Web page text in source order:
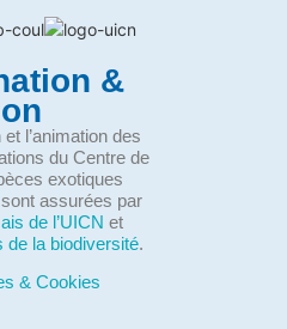
&
l’animation des
du Centre de
exotiques
assurées par
de l’UICN et
de la biodiversité.
& Cookies